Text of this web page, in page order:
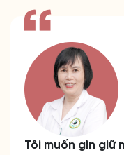
Tôi muốn gìn giữ